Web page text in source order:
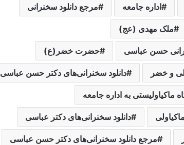
اداره جامعه مرجع دانلود سخنرانی
ملک مهدی (عج)
حسن عباسی حضرت خضر(ع)
و خضر دانلود سخنرانی‌های دکتر حسن عباسی
ماکیاولیستی به اداره جامعه
ماکیاولی دانلود سخنرانی‌های دکتر عباسی
مرجع دانلود سخنرانی‌های دکتر حسن عباسی